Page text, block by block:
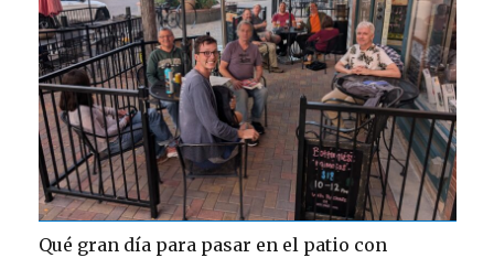
Qué gran día para pasar en el patio con